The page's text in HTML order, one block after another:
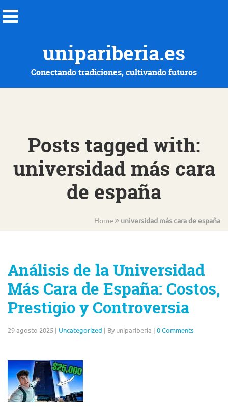
unipariberia.es
Conectando tradiciones, cultivando futuros
Posts tagged with:
universidad más cara
de españa
Home universidad más cara de españa
Análisis de la Universidad
Más Cara de España: Costos,
Prestigio y Controversia
29 agosto 2025 | Uncategorized | By unipariberia | 0 Comments